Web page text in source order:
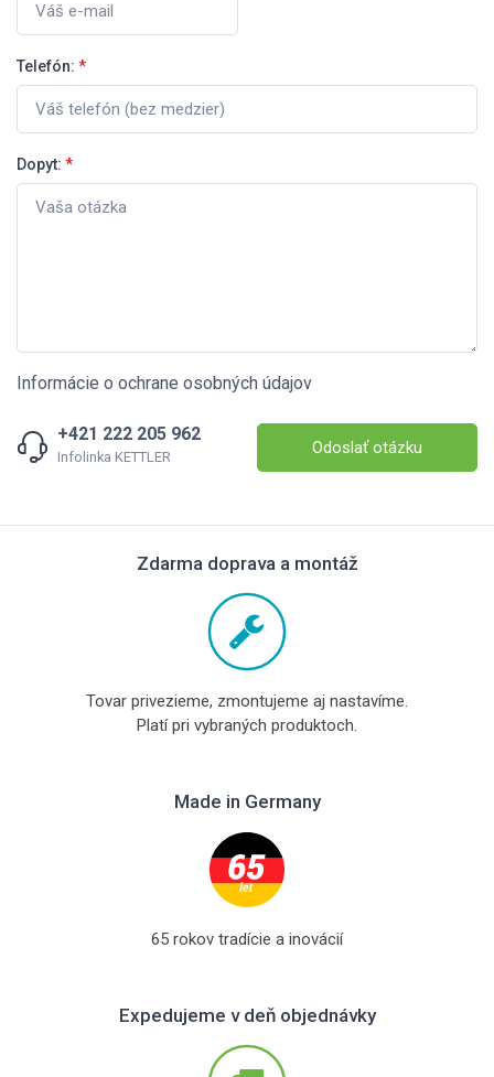
Telefón: *
Dopyt: *
Informácie o ochrane osobných údajov
+421 222 205 962
Infolinka KETTLER Odoslať otázku
Zdarma doprava a montáž
Tovar privezieme, zmontujeme aj nastavíme.
Platí pri vybraných produktoch.
Made in Germany
65 rokov tradície a inovácií
Expedujeme v deň objednávky